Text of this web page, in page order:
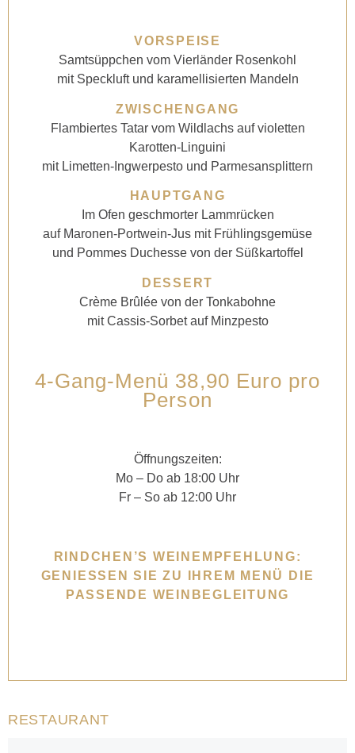
VORSPEISE
Samtsüppchen vom Vierländer Rosenkohl
mit Speckluft und karamellisierten Mandeln
ZWISCHENGANG
Flambiertes Tatar vom Wildlachs auf violetten
Karotten-Linguini
mit Limetten-Ingwerpesto und Parmesansplittern
HAUPTGANG
Im Ofen geschmorter Lammrücken
auf Maronen-Portwein-Jus mit Frühlingsgemüse
und Pommes Duchesse von der Süßkartoffel
DESSERT
Crème Brûlée von der Tonkabohne
mit Cassis-Sorbet auf Minzpesto
4-Gang-Menü 38,90 Euro pro
Person
Öffnungszeiten:
Mo – Do ab 18:00 Uhr
Fr – So ab 12:00 Uhr
RINDCHEN’S WEINEMPFEHLUNG:
GENIESSEN SIE ZU IHREM MENÜ DIE P
ASSENDE WEINBEGLEITUNG
RESTAURANT